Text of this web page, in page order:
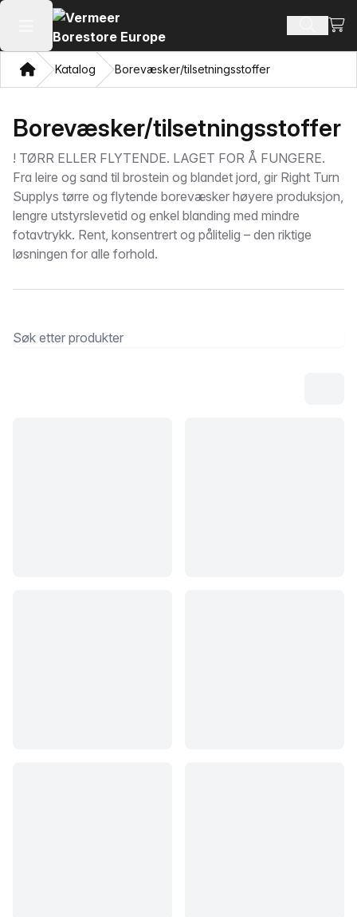
Åpne hovedmenyen SøkVis
HjemKatalog Borevæsker/tilsetningsstoffer
Borevæsker/tilsetningsstoffer
! TØRR ELLER FLYTENDE. LAGET FOR Å FUNGERE.
Fra leire og sand til brostein og blandet jord, gir Right Turn
Supplys tørre og flytende borevæsker høyere produksjon,
lengre utstyrslevetid og enkel blanding med mindre
fotavtrykk. Rent, konsentrert og pålitelig – den riktige
løsningen for alle forhold.